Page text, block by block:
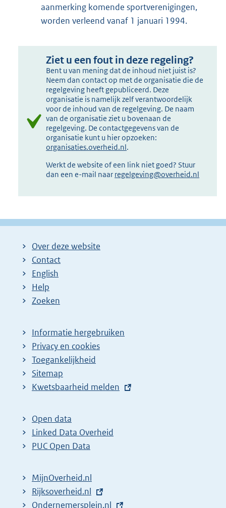
aanmerking komende sportverenigingen,
worden verleend vanaf 1 januari 1994.
Ziet u een fout in deze regeling?
Bent u van mening dat de inhoud niet juist is?
Neem dan contact op met de organisatie die de
regelgeving heeft gepubliceerd. Deze
organisatie is namelijk zelf verantwoordelijk
voor de inhoud van de regelgeving. De naam
van de organisatie ziet u bovenaan de
regelgeving. De contactgegevens van de
organisatie kunt u hier opzoeken:
organisaties.overheid.nl.
Werkt de website of een link niet goed? Stuur
dan een e-mail naar regelgeving@overheid.nl
Over deze website
Contact
English
Help
Zoeken
Informatie hergebruiken
Privacy en cookies
Toegankelijkheid
Sitemap
E
t
e
r
l
i
Kwetsbaarheid melden
Open data
Linked Data Overheid
PUC Open Data
MijnOverheid.nl
E
x
Rijksoverheid.nl
E
Ondernemersplein.nl